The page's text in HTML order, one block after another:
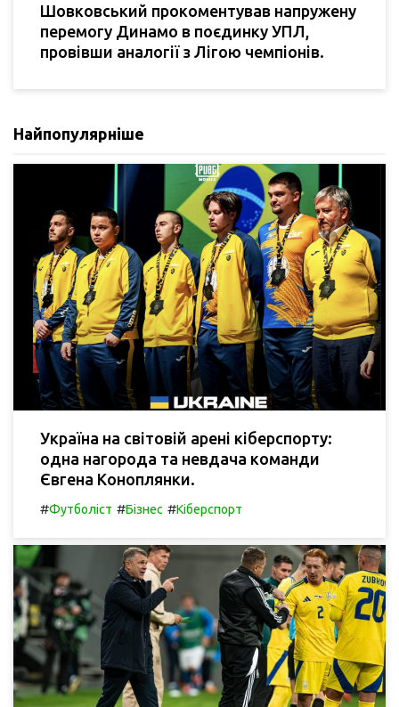
Шовковський прокоментував напружену
перемогу Динамо в поєдинку УПЛ,
провівши аналогії з Лігою чемпіонів.
Найпопулярніше
Україна на світовій арені кіберспорту:
одна нагорода та невдача команди
Євгена Коноплянки.
#Футболіст #Бізнес #Кіберспорт